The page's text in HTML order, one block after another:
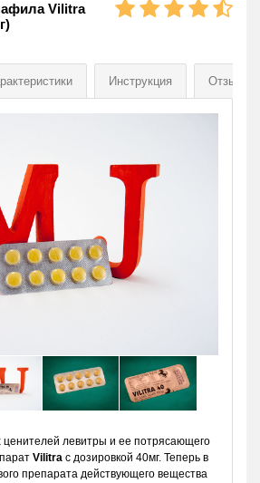
Vilitra
Инструкция Отзывы
ценителей левитры и ее потрясающего
Vilitra c дозировкой 40мг. Теперь в
препарата действующего вещества